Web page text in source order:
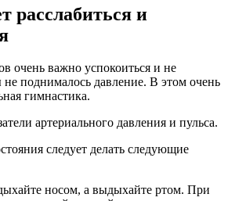
расслабиться и
очень важно успокоиться и не
не поднималось давление. В этом очень
гимнастика.
артериального давления и пульса.
следует делать следующие
носом, а выдыхайте ртом. При